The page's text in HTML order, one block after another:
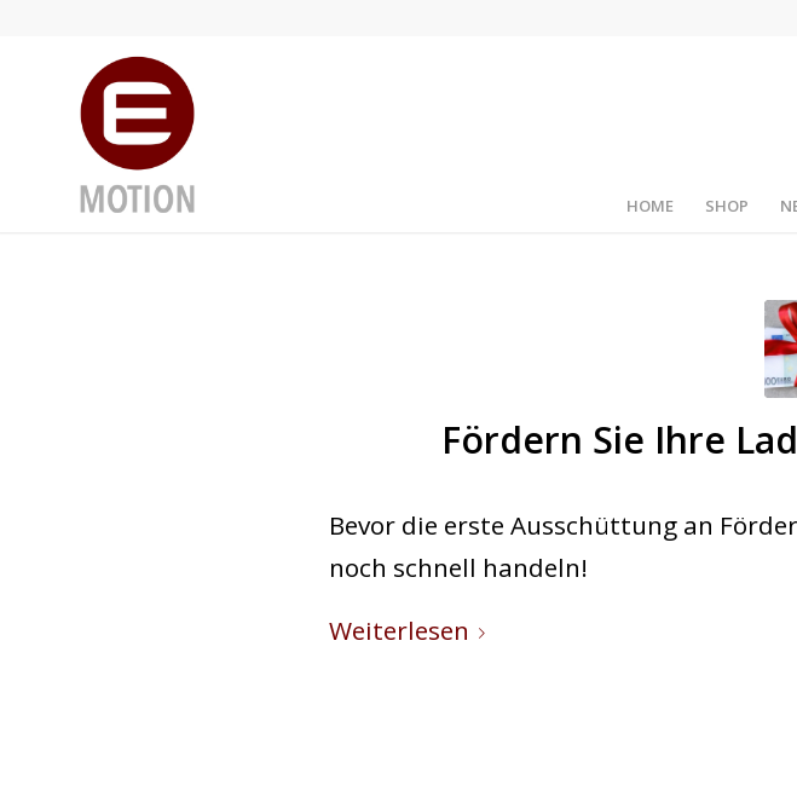
HOME SHOP
Fördern Sie Ihre
Bevor die erste Ausschüttung an
noch schnell handeln!
Weiterlesen